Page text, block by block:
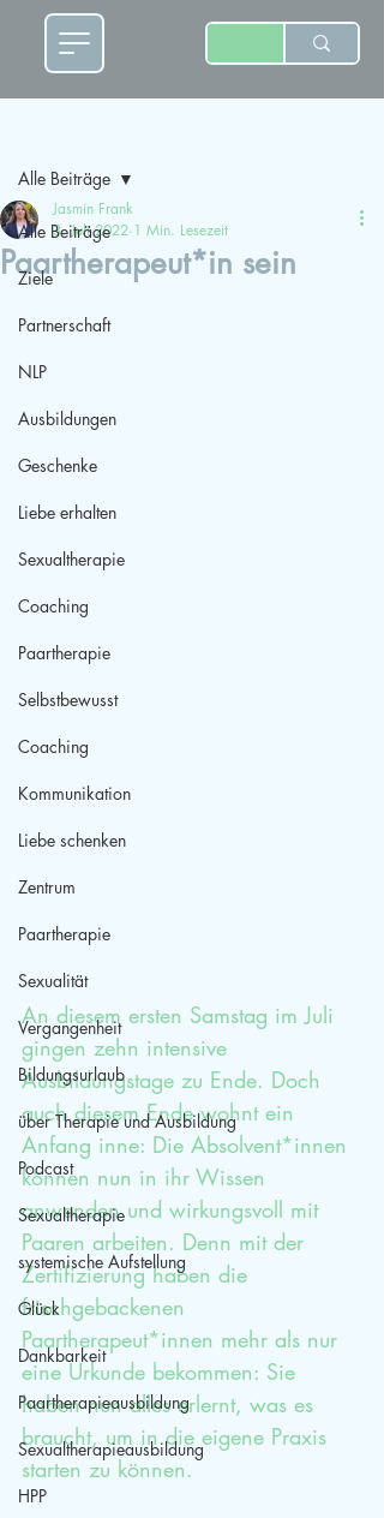
Alle Beiträge
Ziele
Partnerschaft
NLP
Ausbildungen
Geschenke
Liebe erhalten
Sexualtherapie
Coaching
Paartherapie
Selbstbewusst
Coaching
Kommunikation
Liebe schenken
Zentrum
Paartherapie
Sexualität
Vergangenheit
Bildungsurlaub
über Therapie und Ausbildung
Podcast
Sexualtherapie
systemische Aufstellung
Glück
Dankbarkeit
Paartherapieausbildung
Sexualtherapieausbildung
HPP
Alle Beiträge
Paartherapeut*in sein
Jasmin Frank
3. Juli 2022 1 Min. Lesezeit
An diesem ersten Samstag im Juli
gingen zehn intensive
Ausbildungstage zu Ende. Doch
auch diesem Ende wohnt ein
Anfang inne: Die Absolvent*innen
können nun in ihr Wissen
anwenden und wirkungsvoll mit
Paaren arbeiten. Denn mit der
Zertifizierung haben die
frischgebackenen
Paartherapeut*innen mehr als nur
eine Urkunde bekommen: Sie
haben nun alles erlernt, was es
braucht, um in die eigene Praxis
starten zu können.